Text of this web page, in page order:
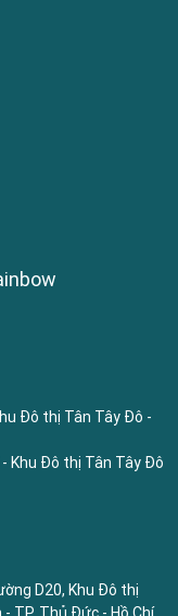
Đô thị Tân Tây Đô -
- Khu Đô thị Tân Tây Đô
D20, Khu Đô thị